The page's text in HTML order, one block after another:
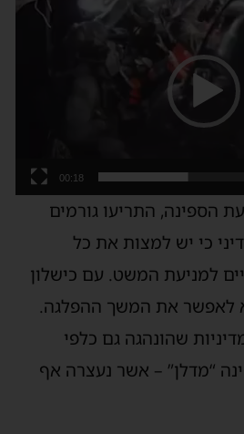
00:18
הספינה, התריעו גורמים
כי יש למצות את כל
למניעת המשט. עם כישלון
לאפשר את המשך ההפלגה.
שהונהגה גם כלפי
“מדלן” – אשר נעצרה אף